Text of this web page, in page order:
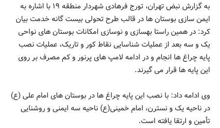
به گزارش نبض تهران، تورج فرهادی شهردار منطقه ۱۹ با اشاره به
ایمن سازی بوستان ها در قالب طرح تحولی بیست گانه خدمت بیان
کرد: در همین راستا بهسازی و نوسازی امکانات بوستان های نواحی
یک و سه بعد از عملیات شناسایی نقاط کور و تاریک، عملیات نصب
پایه چراغ ها انجام و در ادامه لامپ های پرنور و کم مصرف بر روی
این پایه ها قرار می گیرند.
وی ادامه داد: با نصب این پایه چراغ ها در بوستان های امام علی (ع)
در ناحیه یک و نسترن، امام خمینی(ع) ناحیه سه ایمنی و روشنایی
تأمین و ارتقا یافته است.